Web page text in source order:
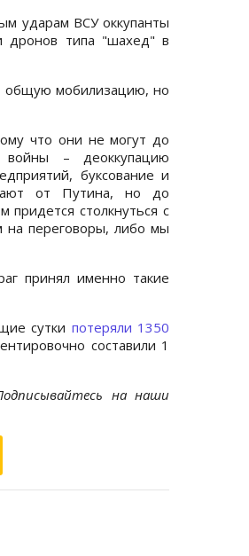
ударам ВСУ оккупанты
дронов типа "шахед" в
общую мобилизацию, но
что они не могут до
войны – деоккупацию
буксование и
от Путина, но до
столкнуться с
на переговоры, либо мы
принял именно такие
сутки потеряли 1350
составили 1
на наши